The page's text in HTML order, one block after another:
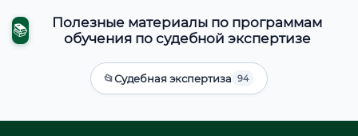
📚
Полезные материалы по программам
обучения по судебной экспертизе
📂Судебная экспертиза 94